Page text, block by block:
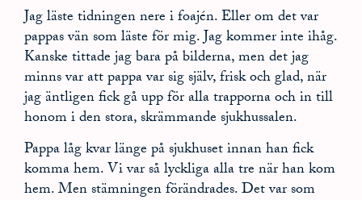
Jag läste tidningen nere i foajén. Eller om det var
pappas vän som läste för mig. Jag kommer inte ihåg.
Kanske tittade jag bara på bilderna, men det jag
minns var att pappa var sig själv, frisk och glad, när
jag äntligen fick gå upp för alla trapporna och in till
honom i den stora, skrämmande sjukhussalen.
Pappa låg kvar länge på sjukhuset innan han fick
komma hem. Vi var så lyckliga alla tre när han kom
hem. Men stämningen förändrades. Det var som